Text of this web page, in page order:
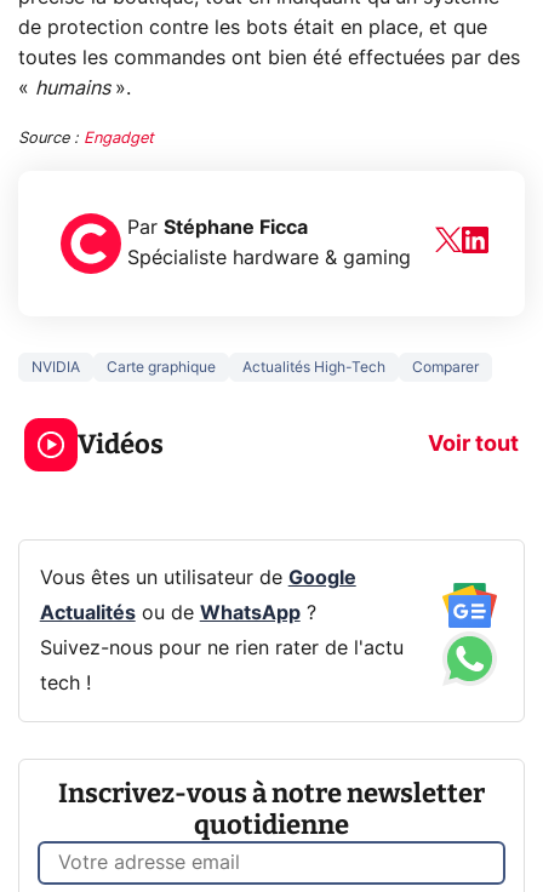
de protection contre les bots était en place, et que
toutes les commandes ont bien été effectuées par des
« humains ».
Source : Engadget
Par Stéphane Ficca
Spécialiste hardware & gaming
NVIDIA Carte graphique Actualités High-Tech Comparer
Vidéos Voir tout
3 écrans en 1 pour
319€ ? Voici L'AOC
CQ32G4ZA !
5
prochaine
Vous êtes un utilisateur de Google
Actualitésou de WhatsApp?
Suivez-nous pour ne rien rater de l'actu
tech !
Inscrivez-vous à notre newsletter
quotidienne